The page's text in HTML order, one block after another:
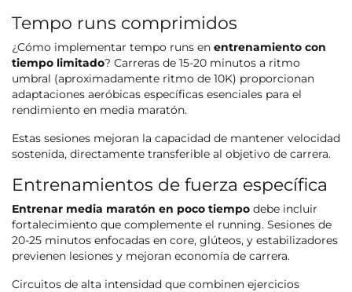
Tempo runs comprimidos
¿Cómo implementar tempo runs en entrenamiento con
tiempo limitado? Carreras de 15-20 minutos a ritmo
umbral (aproximadamente ritmo de 10K) proporcionan
adaptaciones aeróbicas específicas esenciales para el
rendimiento en media maratón.
Estas sesiones mejoran la capacidad de mantener velocidad
sostenida, directamente transferible al objetivo de carrera.
Entrenamientos de fuerza específica
Entrenar media maratón en poco tiempo debe incluir
fortalecimiento que complemente el running. Sesiones de
20-25 minutos enfocadas en core, glúteos, y estabilizadores
previenen lesiones y mejoran economía de carrera.
Circuitos de alta intensidad que combinen ejercicios